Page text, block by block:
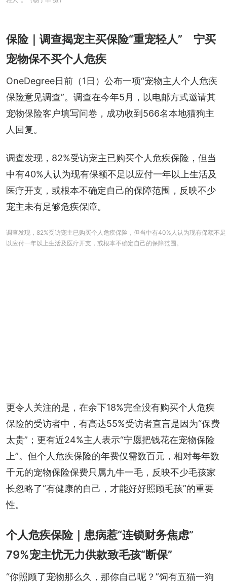
保险｜调查揭宠主买保险“重宠轻人” 宁买
宠物保不买个人危疾
OneDegree日前（1日）公布一项“宠物主人个人危疾
保险意见调查”。调查在今年5月，以电邮方式邀请其
宠物保险客户填写问卷，成功收到566名本地猫狗主
人回复。
调查发现，82%受访宠主已购买个人危疾保险，但当
中有40%人认为现有保额不足以应付一年以上生活及
医疗开支，或根本不确定自己的保障范围，反映不少
宠主未有足够危疾保障。
调查发现，82%受访宠主已购买个人危疾保险，但当中有40%人认为现有保额不足
以应付一年以上生活及医疗开支，或根本不确定自己的保障范围。
更令人关注的是，在余下18%完全没有购买个人危疾
保险的受访者中，有高达55%受访者直言是因为“保费
太贵”；更有近24%主人表示“宁愿把钱花在宠物保险
上”。但个人危疾保险的年费仅需数百元，相对每年数
千元的宠物保险保费只属九牛一毛，反映不少毛孩家
长忽略了“有健康的自己，才能好好照顾毛孩”的重要
性。
个人危疾保险｜患病惹“连锁财务焦虑”
79%宠主忧无力供款致毛孩“断保”
“你照顾了宠物那么久，那你自己呢？”饲有五猫一狗